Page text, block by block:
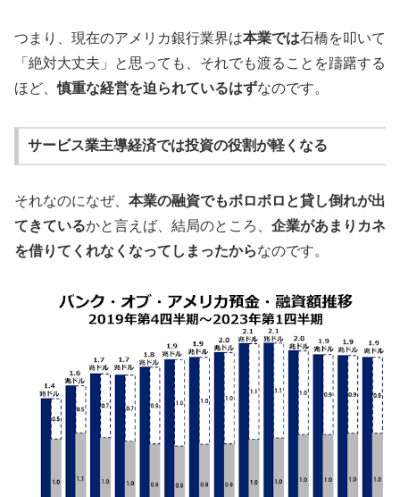
つまり、現在のアメリカ銀行業界は本業では石橋を叩いて
「絶対大丈夫」と思っても、それでも渡ることを躊躇する
ほど、慎重な経営を迫られているはずなのです。
サービス業主導経済では投資の役割が軽くなる
それなのになぜ、 本業の融資でもボロボロと貸し倒れが出
てきているかと言えば、結局のところ、 企業があまりカネ
を借りてくれなくなってしまったからなのです。